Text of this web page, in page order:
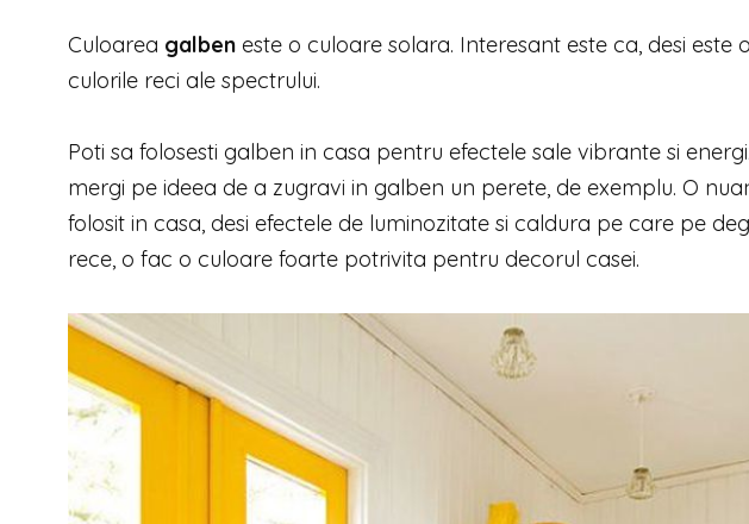
Culoarea galben este o culoare solara. Interesant este ca, desi este
culorile reci ale spectrului.
Poti sa folosesti galben in casa pentru efectele sale vibrante si
mergi pe ideea de a zugravi in galben un perete, de exemplu. O
folosit in casa, desi efectele de luminozitate si caldura pe care pe
rece, o fac o culoare foarte potrivita pentru decorul casei.